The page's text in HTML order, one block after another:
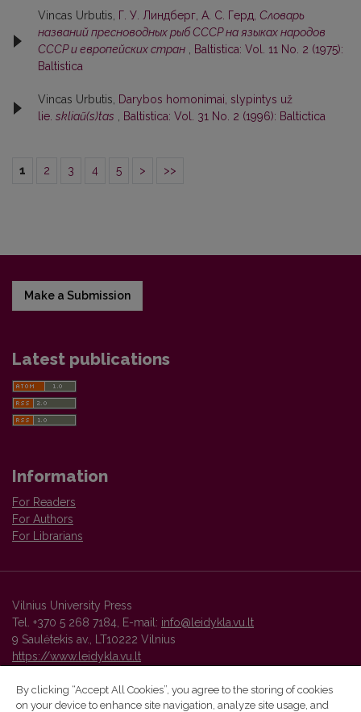
Vincas Urbutis, Г. У. Линдберг, А. С. Герд, Словарь
названий пресноводных рыб СССР на языках народов
СССР и европейских стран
Baltistica: Vol. 11 No. 2 (1975):
Baltistica
Vincas Urbutis,
Darybos homonimai, slypintys už
lie. skliaũ(s)tas Baltistica: Vol. 31 No. 2 (1996): Baltictica
1 2 3 4 5 > >>
Make a Submission
Latest publications
Information
For Readers
For Authors
For Librarians
Vilnius University Press
Tel. +370 5 268 7184, E-mail: info@leidykla.vu.lt
9 Saulėtekis av., LT10222 Vilnius
https://www.leidykla.vu.lt
By clicking “Accept All Cookies”, you agree to the storing of cookies
on your device to enhance site navigation, analyze site usage, and